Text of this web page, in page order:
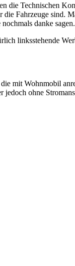
die Technischen
die Fahrzeuge sind.
danke
linksstehende
mit Wohnmobil
jedoch ohne